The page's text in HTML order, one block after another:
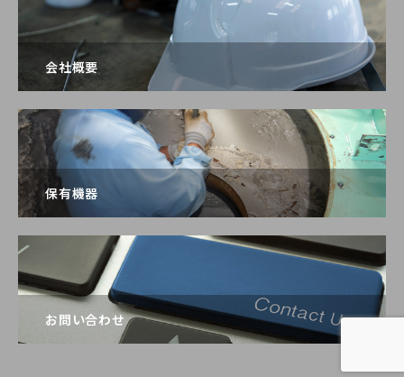
会社概要
保有機器
お問い合わせ